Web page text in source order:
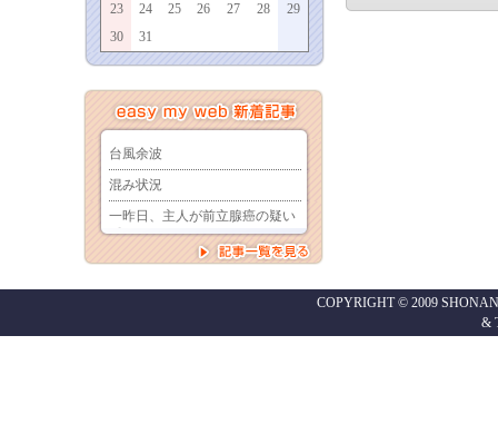
23
24 25 26 27 28
29
30
31
COPYRIGHT © 2009
&